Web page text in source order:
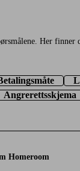
Her finner
Angrerettsskjema
Homeroom